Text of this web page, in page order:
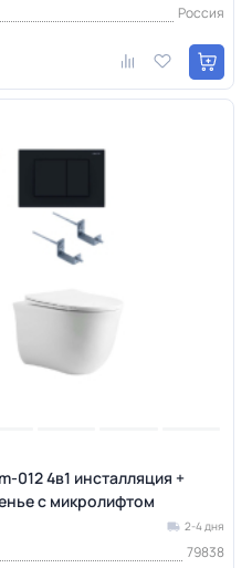
Россия
012 4в1 инсталляция +
с микролифтом
2-4 дня
79838